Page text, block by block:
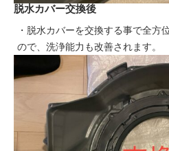
脱水カバー交換後
・脱水カバーを交換する事で全方
ので、洗浄能力も改善されます。